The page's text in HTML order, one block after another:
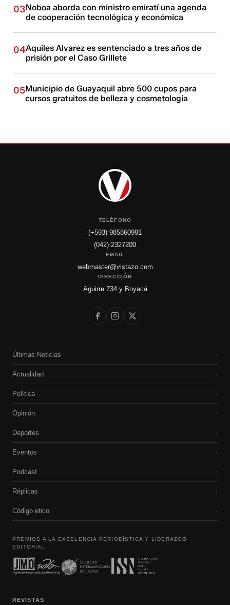
03Noboa aborda con ministro emiratí una agenda
de cooperación tecnológica y económica
04Aquiles Alvarez es sentenciado a tres años de
prisión por el Caso Grillete
05Municipio de Guayaquil abre 500 cupos para
cursos gratuitos de belleza y cosmetología
TELÉFONO
(+593) 985860991
(042) 2327200
EMAIL
webmaster@vistazo.com
DIRECCIÓN
Aguirre 734 y Boyacá
Últimas Noticias ›
Actualidad ›
Política ›
Opinión ›
Deportes ›
Eventos ›
Podcast ›
Réplicas ›
Código etico ›
PREMIOS A LA EXCELENCIA PERIODÍSTICA Y LIDERAZGO
EDITORIAL
REVISTAS